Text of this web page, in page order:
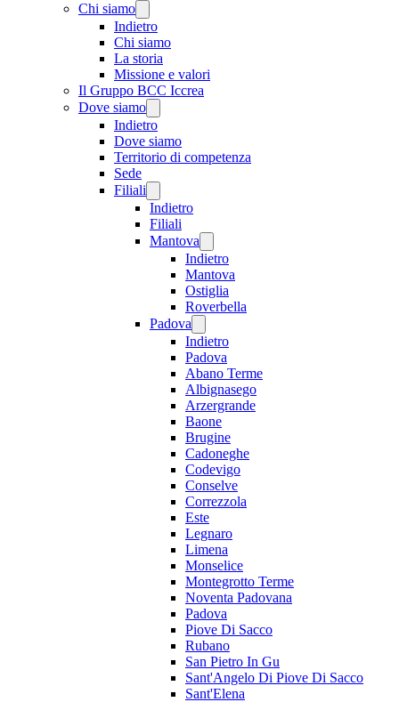
Chi siamo
Indietro
Chi siamo
La storia
Missione e valori
Il Gruppo BCC Iccrea
Dove siamo
Indietro
Dove siamo
Territorio di competenza
Sede
Filiali
Indietro
Filiali
Mantova
Indietro
Mantova
Ostiglia
Roverbella
Padova
Indietro
Padova
Abano Terme
Albignasego
Arzergrande
Baone
Brugine
Cadoneghe
Codevigo
Conselve
Correzzola
Este
Legnaro
Limena
Monselice
Montegrotto Terme
Noventa Padovana
Padova
Piove Di Sacco
Rubano
San Pietro In Gu
Sant'Angelo Di Piove Di Sacco
Sant'Elena